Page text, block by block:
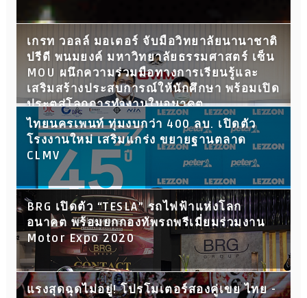
เกรท วอลล์ มอเตอร์ จับมือวิทยาลัยนานาชาติ
ปรีดี พนมยงค์ มหาวิทยาลัยธรรมศาสตร์ เซ็น
MOU ผนึกความร่วมมือทางการเรียนรู้และ
เสริมสร้างประสบการณ์ให้นักศึกษา พร้อมเปิด
ประตูสู่โลกการทำงานในอนาคต
ไทยนครเพนท์ ทุ่มงบกว่า 400 ลบ. เปิดตัว
โรงงานใหม่ เสริมแกร่ง ขยายฐานตลาด
CLMV
BRG เปิดตัว “TESLA” รถไฟฟ้าแห่งโลก
อนาคต พร้อมยกกองทัพรถพรีเมี่ยมร่วมงาน
Motor Expo 2020
แรงสุดฉุดไม่อยู่! โปรโมเตอร์สองคู่เขย ไทย -